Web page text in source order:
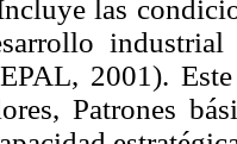
las
2001).
Patrones